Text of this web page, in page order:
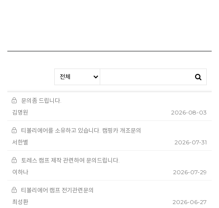
문의좀 드립니다.
김명원
2026-08-03
티볼리에어를 소유하고 있습니다. 캠핑카 개조문의
서한별
2026-07-31
토레스 캠프 제작 관련하여 문의드립니다.
이하나
2026-07-29
티볼리에어 캠프 전기관련문의
최성환
2026-06-27